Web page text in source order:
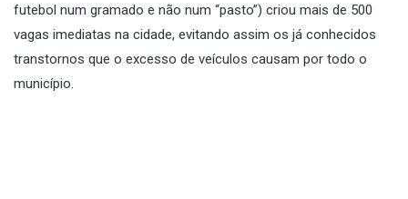
futebol num gramado e não num “pasto”) criou mais de 500
vagas imediatas na cidade, evitando assim os já conhecidos
transtornos que o excesso de veículos causam por todo o
município.